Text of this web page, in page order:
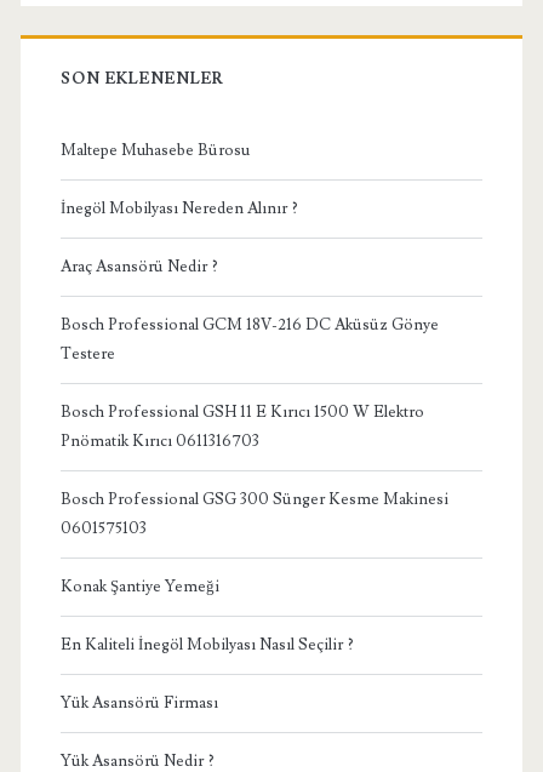
SON EKLENENLER
Maltepe Muhasebe Bürosu
İnegöl Mobilyası Nereden Alınır ?
Araç Asansörü Nedir ?
Bosch Professional GCM 18V-216 DC Aküsüz Gönye
Testere
Bosch Professional GSH 11 E Kırıcı 1500 W Elektro
Pnömatik Kırıcı 0611316703
Bosch Professional GSG 300 Sünger Kesme Makinesi
0601575103
Konak Şantiye Yemeği
En Kaliteli İnegöl Mobilyası Nasıl Seçilir ?
Yük Asansörü Firması
Yük Asansörü Nedir ?